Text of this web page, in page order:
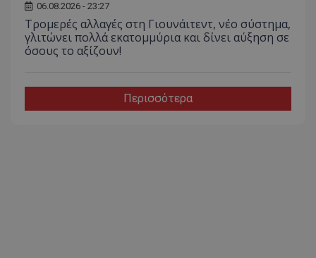
06.08.2026 - 23:27
Τρομερές αλλαγές στη Γιουνάιτεντ, νέο σύστημα,
γλιτώνει πολλά εκατομμύρια και δίνει αύξηση σε
όσους το αξίζουν!
Περισσότερα